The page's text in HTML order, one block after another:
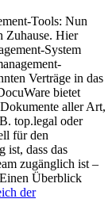
Tools: Nun
Zuhause. Hier
System
Verträge in das
bietet
aller Art,
top.legal oder
für den
ist, dass das
zugänglich ist –
Überblick
der